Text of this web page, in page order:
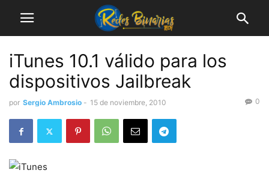
iTunes 10.1 válido para los
dispositivos Jailbreak
por Sergio Ambrosio - 15 de noviembre, 2010 0